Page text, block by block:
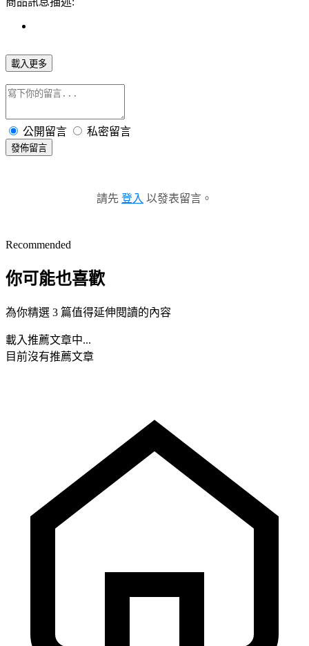
載入更多
公開留言 私密留言
發佈留言
請先 登入 以發表留言。
Recommended
你可能也喜歡
為你精選 3 篇值得延伸閱讀的內容
載入推薦文章中...
目前沒有推薦文章